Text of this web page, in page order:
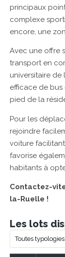
principaux
complexe
encore, une
Avec une offre
transport en
universitaire de
efficace de bus
pied de la
Pour les
rejoindre
voiture
favorise
habitants à
Contactez-
la-Ruelle !
Les lots